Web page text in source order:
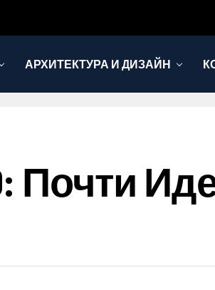
АРХИТЕКТУРА И ДИЗАЙН
Почти